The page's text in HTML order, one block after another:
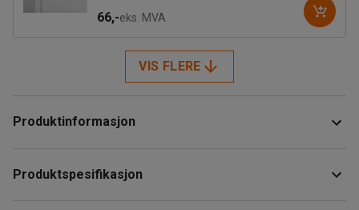
66,-eks. MVA
VIS FLERE
Produktinformasjon
sammen en fleksibel løsning for skooppbevaring som er
Produktspesifikasjon